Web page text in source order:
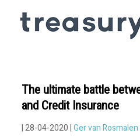
The ultimate battle
and Credit Insurance
| 28-04-2020 |Ger van Rosmalen